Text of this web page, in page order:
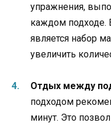
упражнения,
каждом подходе.
является набор
увеличить
Отдых между
подходом
минут. Это